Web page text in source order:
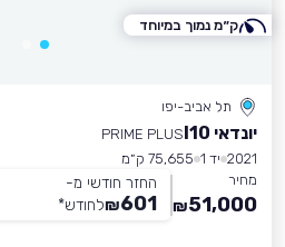
תל אביב-יפו
יונדאי I10
PRIME PLUS
2021 יד 1
75,655 ק״מ
מחיר
51,000
₪
החזר חודשי מ-
601
₪לחודש*
ק״מ נמוך במיוחד